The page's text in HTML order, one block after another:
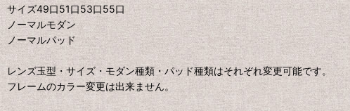
サイズ49口51口53口55口
ノーマルモダン
ノーマルパッド
レンズ玉型・サイズ・モダン種類・パッド種類はそれぞれ変更可能です。
フレームのカラー変更は出来ません。